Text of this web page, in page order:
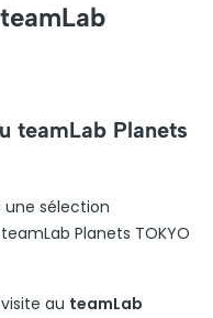
teamLab Planets
une sélection
Planets TOKYO
au teamLab